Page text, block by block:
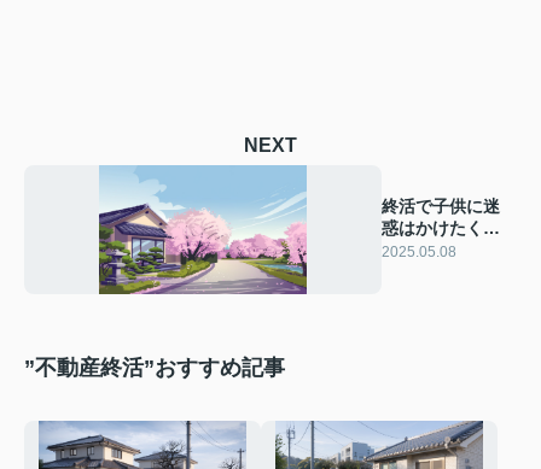
NEXT
終活で子供に迷
惑はかけたくな
い！不動産整理
2025.05.08
”不動産終活”おすすめ記事